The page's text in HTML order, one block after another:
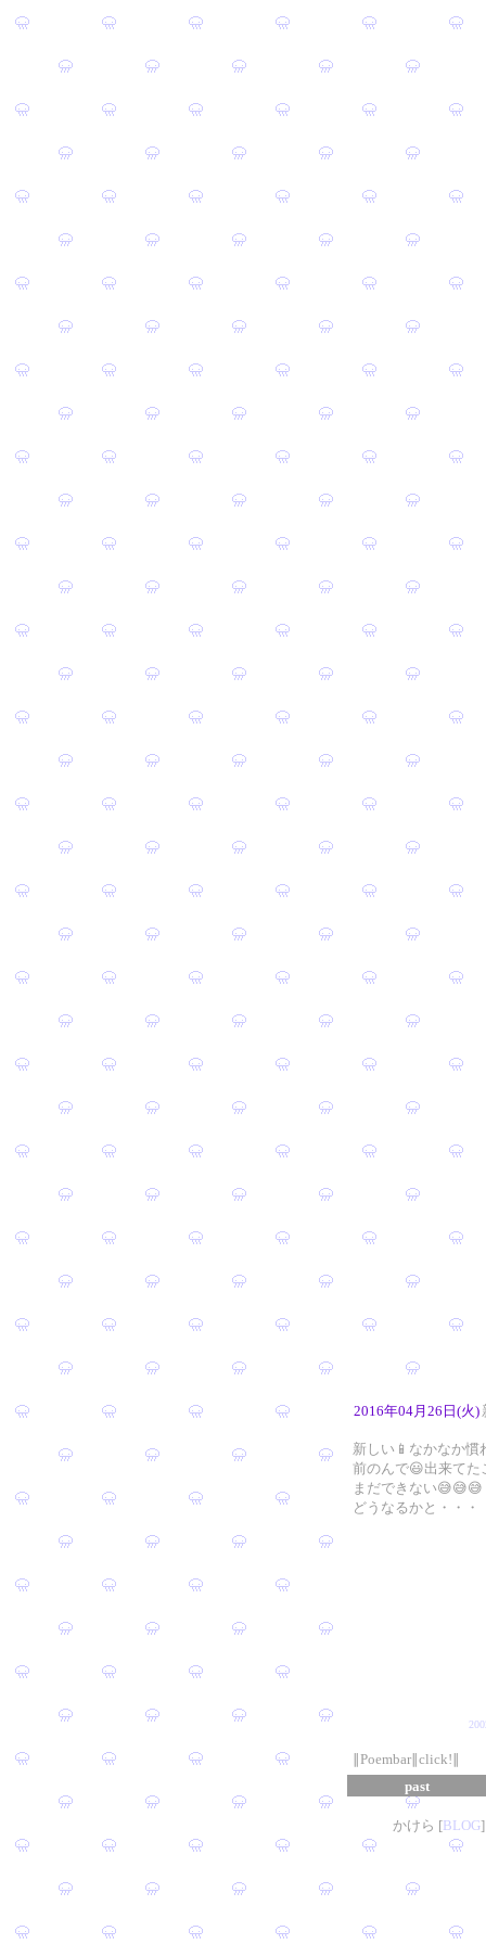
2016年04月26日(火)
新しい📱なかなか慣
前のんで😃出来てた
まだできない😅😅😅
どうなるかと・・・
∥Poembar∥click!∥
past
かけら [BLOG